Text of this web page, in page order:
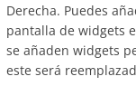
Derecha. Puedes
pantalla de widgets
se añaden widgets
este será